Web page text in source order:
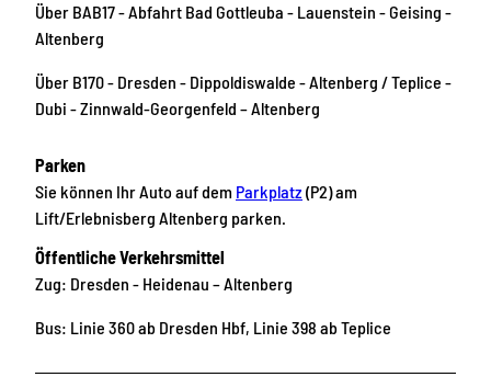
Über BAB17 - Abfahrt Bad Gottleuba - Lauenstein - Geising -
Altenberg
Über B170 - Dresden - Dippoldiswalde - Altenberg / Teplice -
Dubi - Zinnwald-Georgenfeld – Altenberg
Parken
Sie können Ihr Auto auf dem Parkplatz (P2) am
Lift/Erlebnisberg Altenberg parken.
Öffentliche Verkehrsmittel
Zug: Dresden - Heidenau – Altenberg
Bus: Linie 360 ab Dresden Hbf, Linie 398 ab Teplice